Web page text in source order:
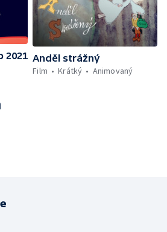
2021 Anděl strážný
Film
Krátký Animovaný